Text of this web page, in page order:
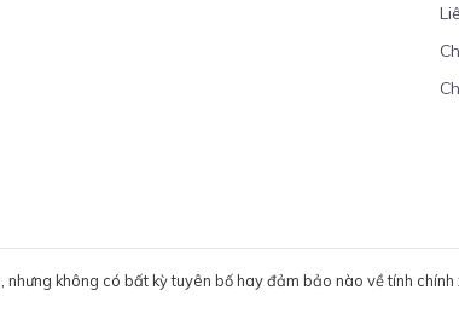
không có bất kỳ tuyên bố hay đảm bảo nào về tính